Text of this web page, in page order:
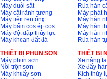
Máy duỗi sắt
Máy cắt rãnh tường
Máy tiện ren ống
Máy bấm cos ép cos
Máy đột dập thủy lực
Máy khoan đất đá
THIẾT BỊ PHUN SƠN
Máy phun sơn
Nồi trộn sơn
Máy khuấy sơn
Rùa hàn
Máy phát
Máy hàn
Máy hàn
Máy hàn
Rùa hàn
THIẾT BỊ
Xe nâng
Xe đẩy
Kích thủy